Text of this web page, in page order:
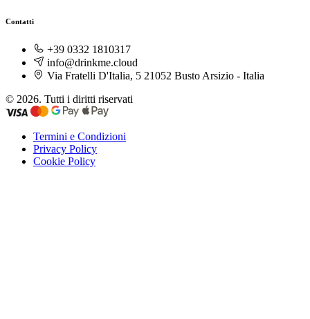
Contatti
+39 0332 1810317
info@drinkme.cloud
Via Fratelli D'Italia, 5 21052 Busto Arsizio - Italia
© 2026. Tutti i diritti riservati
Termini e Condizioni
Privacy Policy
Cookie Policy